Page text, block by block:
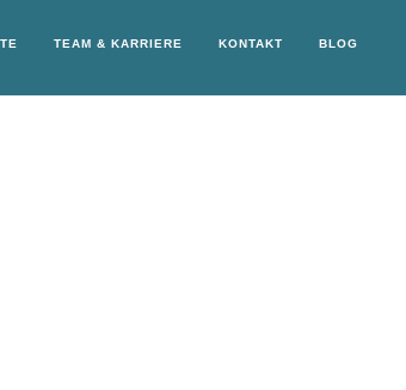
TEAM & KARRIERE KONTAKT BLOG